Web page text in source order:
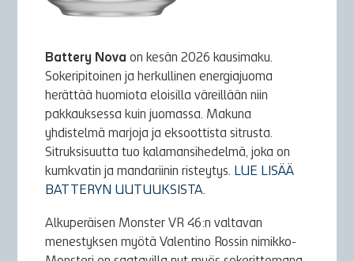
Battery Nova on kesän 2026 kausimaku.
Sokeripitoinen ja herkullinen energiajuoma
herättää huomiota eloisilla väreillään niin
pakkauksessa kuin juomassa. Makuna
yhdistelmä marjoja ja eksoottista sitrusta.
Sitruksisuutta tuo kalamansihedelmä, joka on
kumkvatin ja mandariinin risteytys. LUE LISÄÄ
BATTERYN UUTUUKSISTA.
Alkuperäisen Monster VR 46:n valtavan
menestyksen myötä Valentino Rossin nimikko-